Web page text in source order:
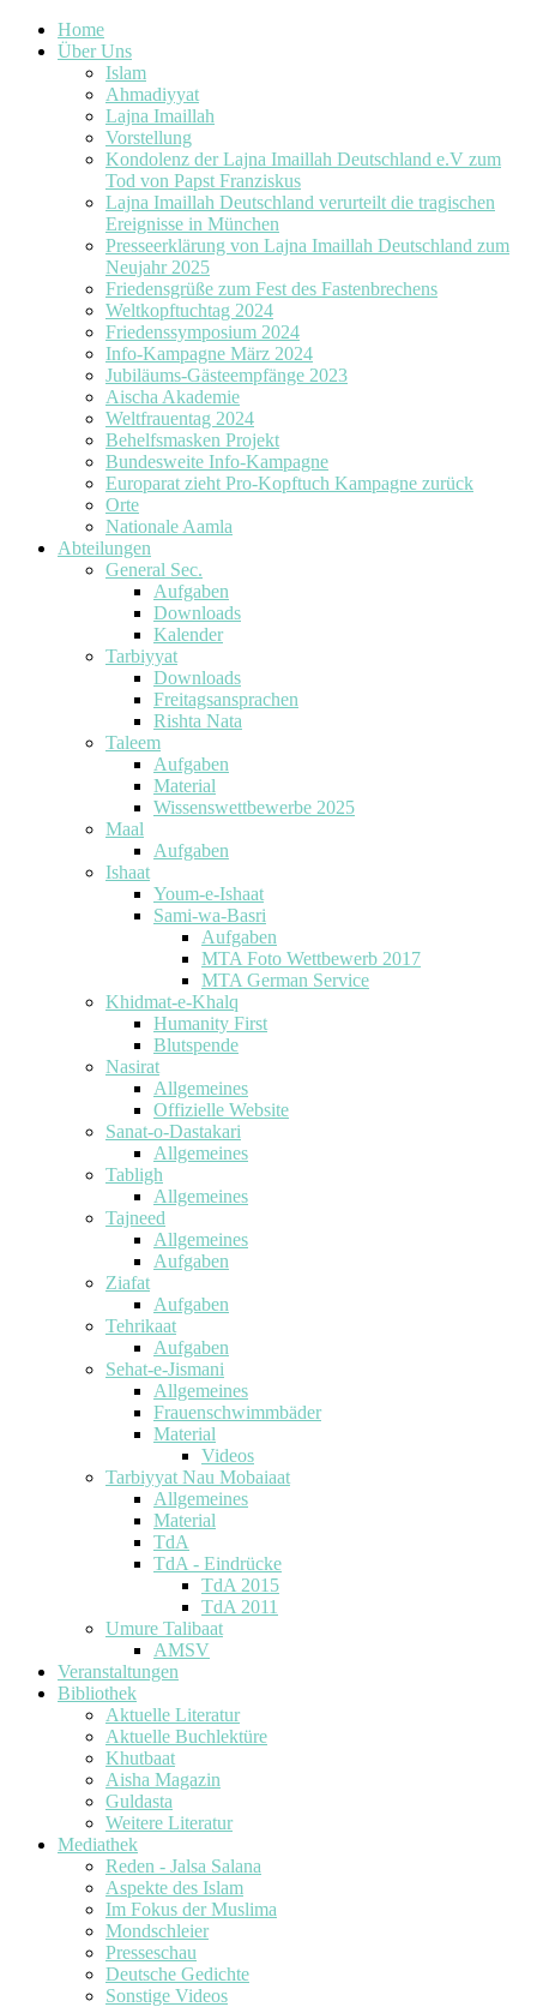
Home
Über Uns
Islam
Ahmadiyyat
Lajna Imaillah
Vorstellung
Kondolenz der Lajna Imaillah Deutschland e.V zum
Tod von Papst Franziskus
Lajna Imaillah Deutschland verurteilt die tragischen
Ereignisse in München
Presseerklärung von Lajna Imaillah Deutschland zum
Neujahr 2025
Friedensgrüße zum Fest des Fastenbrechens
Weltkopftuchtag 2024
Friedenssymposium 2024
Info-Kampagne März 2024
Jubiläums-Gästeempfänge 2023
Aischa Akademie
Weltfrauentag 2024
Behelfsmasken Projekt
Bundesweite Info-Kampagne
Europarat zieht Pro-Kopftuch Kampagne zurück
Orte
Nationale Aamla
Abteilungen
General Sec.
Aufgaben
Downloads
Kalender
Tarbiyyat
Downloads
Freitagsansprachen
Rishta Nata
Taleem
Aufgaben
Material
Wissenswettbewerbe 2025
Maal
Aufgaben
Ishaat
Youm-e-Ishaat
Sami-wa-Basri
Aufgaben
MTA Foto Wettbewerb 2017
MTA German Service
Khidmat-e-Khalq
Humanity First
Blutspende
Nasirat
Allgemeines
Offizielle Website
Sanat-o-Dastakari
Allgemeines
Tabligh
Allgemeines
Tajneed
Allgemeines
Aufgaben
Ziafat
Aufgaben
Tehrikaat
Aufgaben
Sehat-e-Jismani
Allgemeines
Frauenschwimmbäder
Material
Videos
Tarbiyyat Nau Mobaiaat
Allgemeines
Material
TdA
TdA - Eindrücke
TdA 2015
TdA 2011
Umure Talibaat
AMSV
Veranstaltungen
Bibliothek
Aktuelle Literatur
Aktuelle Buchlektüre
Khutbaat
Aisha Magazin
Guldasta
Weitere Literatur
Mediathek
Reden - Jalsa Salana
Aspekte des Islam
Im Fokus der Muslima
Mondschleier
Presseschau
Deutsche Gedichte
Sonstige Videos